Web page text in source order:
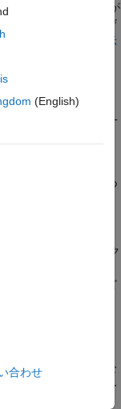
、その Web ビューが
ます。Web ブラウザ
、
Web ビューの表示
するファイルを含む
ート ファイルを 1 つ
せずに、Web ビュー
フォルダーとしてエク
イルを開かずに、
ができます。Web ビ
イルの両方でエクス
トするシステムを含む
ル名またはフォルダー
(English)
合わせ